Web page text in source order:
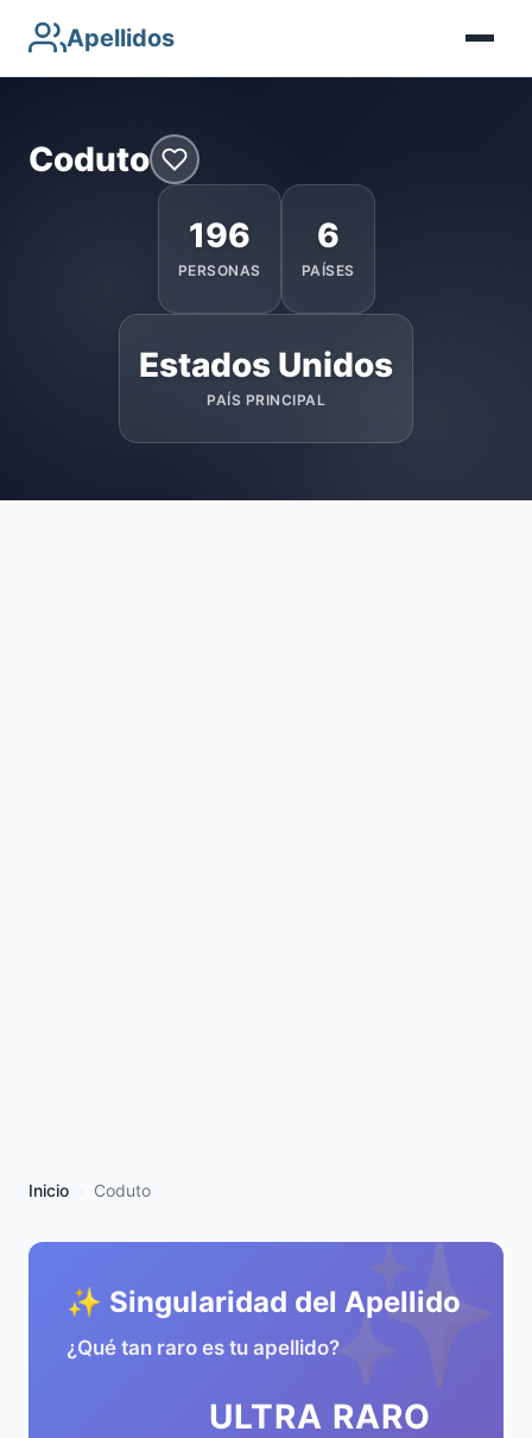
Apellidos
Coduto
196
PERSONAS
6
PAÍSES
Estados Unidos
PAÍS PRINCIPAL
Inicio Coduto
✨
✨ Singularidad del Apellido
¿Qué tan raro es tu apellido?
ULTRA RARO